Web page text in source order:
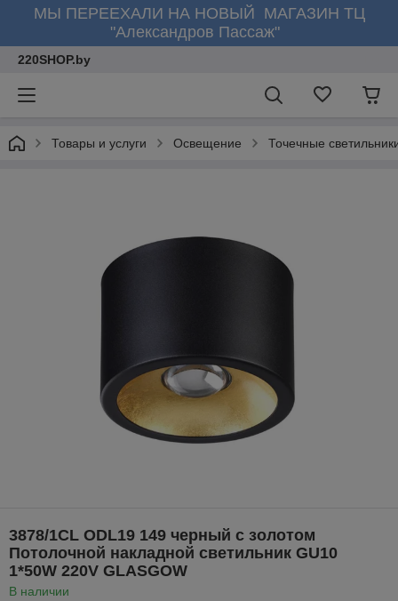
МЫ ПЕРЕЕХАЛИ НА НОВЫЙ МАГАЗИН ТЦ
"Александров Пассаж"
220SHOP.by
Товары и услуги Освещение Точечные
3878/1CL ODL19 149 черный с золотом
Потолочной накладной светильник GU10
1*50W 220V GLASGOW
В наличии